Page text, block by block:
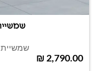
שמשיית
₪